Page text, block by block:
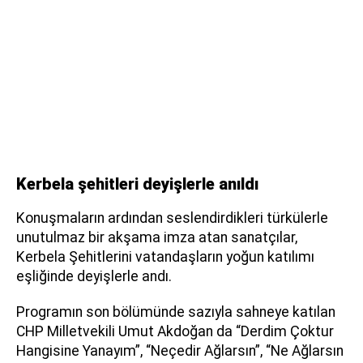
Kerbela şehitleri deyişlerle anıldı
Konuşmaların ardından seslendirdikleri türkülerle
unutulmaz bir akşama imza atan sanatçılar,
Kerbela Şehitlerini vatandaşların yoğun katılımı
eşliğinde deyişlerle andı.
Programın son bölümünde sazıyla sahneye katılan
CHP Milletvekili Umut Akdoğan da “Derdim Çoktur
Hangisine Yanayım”, “Neçedir Ağlarsın”, “Ne Ağlarsın